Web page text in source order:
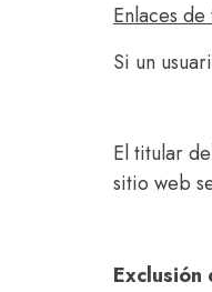
Enlaces
Si un
El titular
sitio web